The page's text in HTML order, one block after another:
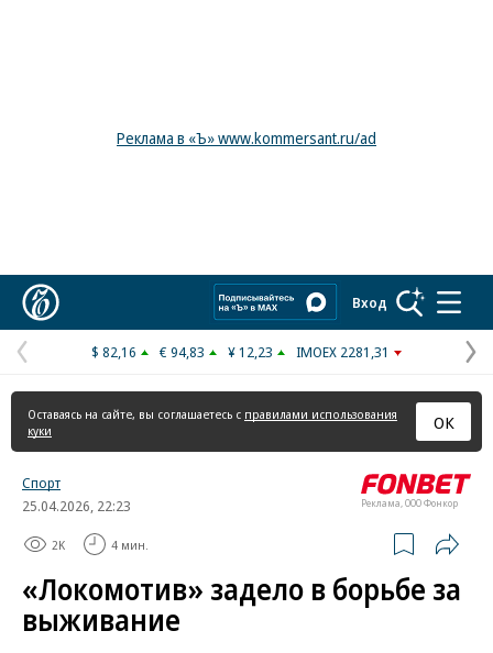
Реклама в «Ъ» www.kommersant.ru/ad
Вход
Предыдущая
страница
$ 82,16 € 94,83 ¥ 12,23 IMOEX 2281,31
Оставаясь на сайте, вы соглашаетесь с правилами использования
куки
ОК
Реклама, ООО Фонкор
Спорт
25.04.2026, 22:23
2K 4 мин.
«Локомотив» задело в борьбе за
выживание